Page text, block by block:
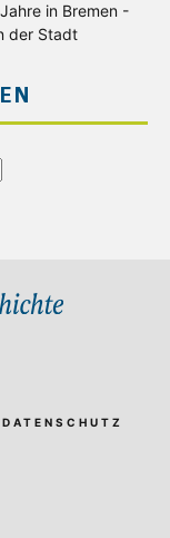
in Bremen -
der Stadt
DATENSCHUTZ